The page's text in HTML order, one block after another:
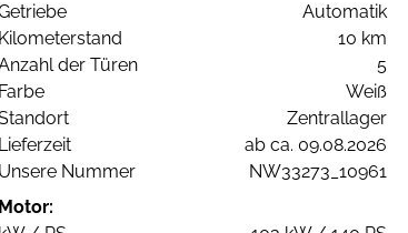
Automatik
Kilometerstand
10 km
der Türen
5
Farbe
Weiß
Zentrallager
Lieferzeit
ab ca. 09.08.2026
Unsere Nummer
NW33273_10961
Motor: